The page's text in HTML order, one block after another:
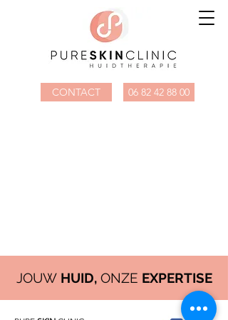
CONTACT 06 82 42 88 00
JOUW HUID, ONZE EXPERTISE